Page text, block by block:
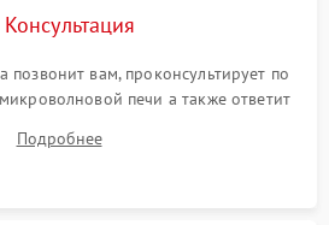
вам, проконсультирует по
печи а также ответит
Подробнее